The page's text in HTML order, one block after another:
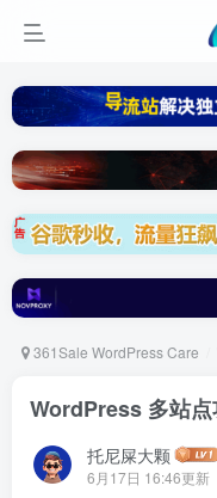
361Sale WordPress Care
WordPress 多站
托尼屎大颗
6月17日 16:46更新